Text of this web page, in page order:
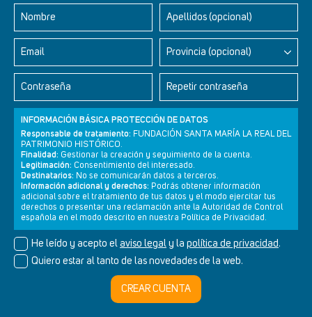
Nombre Apellidos (opcional)
Email Provincia (opcional)
Contraseña Repetir contraseña
INFORMACIÓN BÁSICA PROTECCIÓN DE DATOS
Responsable de tratamiento: FUNDACIÓN SANTA MARÍA LA REAL DEL
PATRIMONIO HISTÓRICO.
Finalidad: Gestionar la creación y seguimiento de la cuenta.
Legitimación: Consentimiento del interesado.
Destinatarios: No se comunicarán datos a terceros.
Información adicional y derechos: Podrás obtener información
adicional sobre el tratamiento de tus datos y el modo ejercitar tus
derechos o presentar una reclamación ante la Autoridad de Control
española en el modo descrito en nuestra Política de Privacidad.
He leído y acepto el aviso legal y la política de privacidad.
Quiero estar al tanto de las novedades de la web.
CREAR CUENTA
Newsletter Aviso legal Política de privacidad Política de cookies
© Cultura+ 2026. Todos los derechos reservados
Diseño web SGM